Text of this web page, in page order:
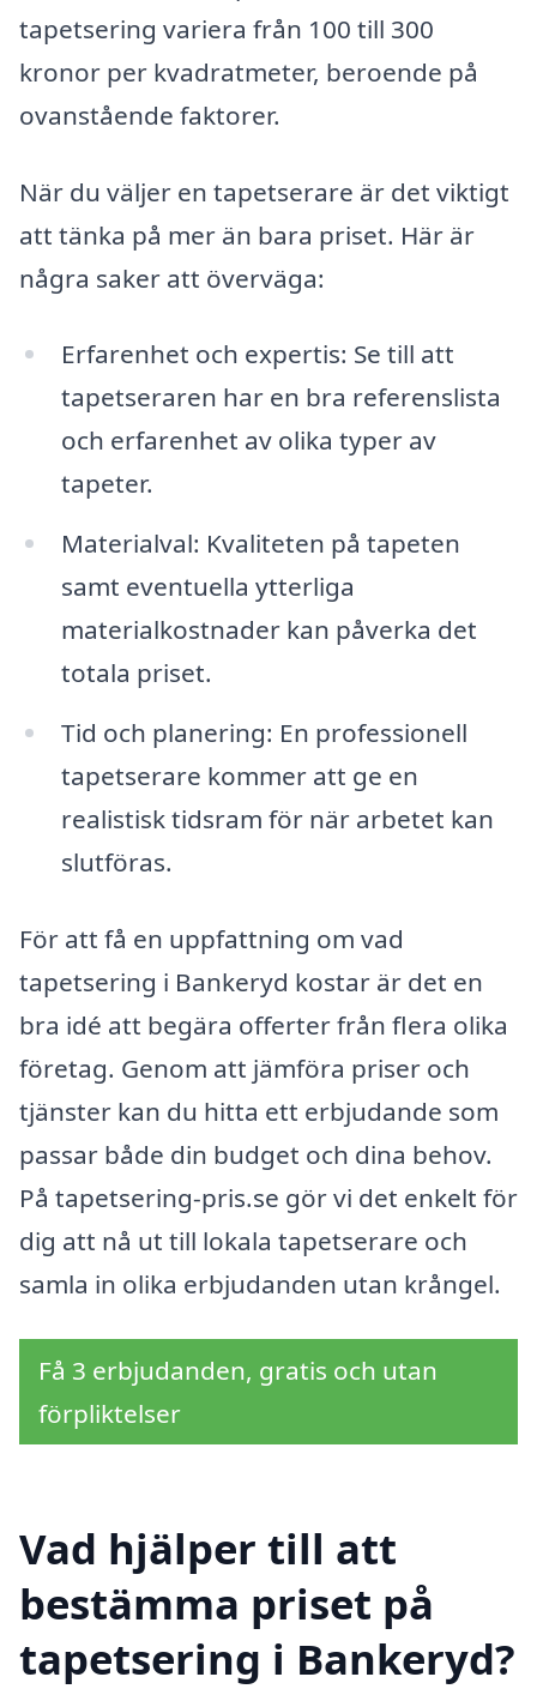
tapetsering variera från 100 till 300
kronor per kvadratmeter, beroende på
ovanstående faktorer.
När du väljer en tapetserare är det viktigt
att tänka på mer än bara priset. Här är
några saker att överväga:
Erfarenhet och expertis: Se till att
tapetseraren har en bra referenslista
och erfarenhet av olika typer av
tapeter.
Materialval: Kvaliteten på tapeten
samt eventuella ytterliga
materialkostnader kan påverka det
totala priset.
Tid och planering: En professionell
tapetserare kommer att ge en
realistisk tidsram för när arbetet kan
slutföras.
För att få en uppfattning om vad
tapetsering i Bankeryd kostar är det en
bra idé att begära offerter från flera olika
företag. Genom att jämföra priser och
tjänster kan du hitta ett erbjudande som
passar både din budget och dina behov.
På tapetsering-pris.se gör vi det enkelt för
dig att nå ut till lokala tapetserare och
samla in olika erbjudanden utan krångel.
Få 3 erbjudanden, gratis och utan
förpliktelser
Vad hjälper till att
bestämma priset på
tapetsering i Bankeryd?